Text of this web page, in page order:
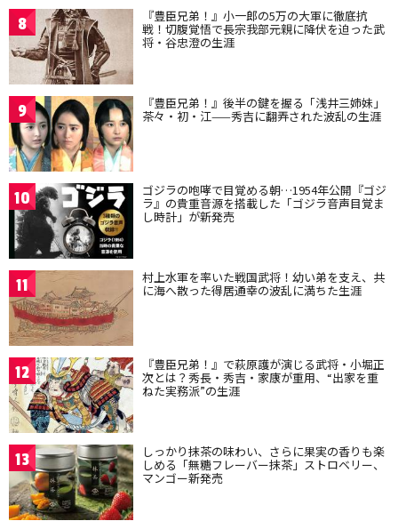
8 『豊臣兄弟！』小一郎の5万の大軍に徹底抗
戦！切腹覚悟で長宗我部元親に降伏を迫った武
将・谷忠澄の生涯
9 『豊臣兄弟！』後半の鍵を握る「浅井三姉妹」
茶々・初・江——秀吉に翻弄された波乱の生涯
10 ゴジラの咆哮で目覚める朝…1954年公開『ゴジ
ラ』の貴重音源を搭載した「ゴジラ音声目覚ま
し時計」が新発売
11 村上水軍を率いた戦国武将！幼い弟を支え、共
に海へ散った得居通幸の波乱に満ちた生涯
12 『豊臣兄弟！』で萩原護が演じる武将・小堀正
次とは？秀長・秀吉・家康が重用、“出家を重
ねた実務派”の生涯
13 しっかり抹茶の味わい、さらに果実の香りも楽
しめる「無糖フレーバー抹茶」ストロベリー、
マンゴー新発売